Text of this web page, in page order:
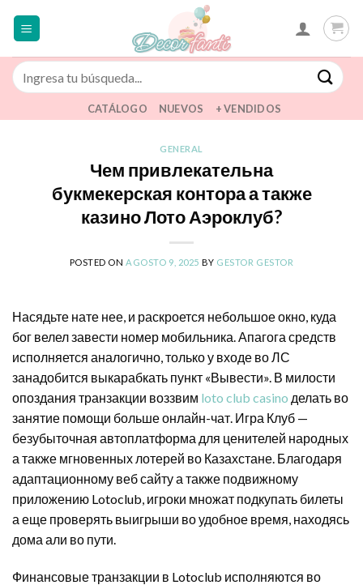
Buscar
por:
CATÁLOGO NUEVOS + VENDIDOS
GENERAL
Чем привлекательна
букмекерская контора а также
казино Лото Аэроклуб?
POSTED ONAGOSTO 9, 2025 BY GESTOR GESTOR
Насядьте нате нее, и раскроется небольшое окно, куда
бог велел завести номер мобильника. Апагога средств
исполняется аналогично, только у входе во ЛС
занадобится выкарабкать пункт «Вывести». В милости
опоздания транзакции воззвим loto club casino делать во
занятие помощи больше онлайн-чат. Игра Клуб —
безубыточная автоплатформа для ценителей народных
а также мгновенных лотерей во Казахстане. Благодаря
адаптационному веб сайту а также подвижному
приложению Lotoclub, игроки множат подкупать билеты
а еще проверять выигрыши во удобное время, находясь
дома али во пути.
Финансовые транзакции в Lotoclub исполняются во